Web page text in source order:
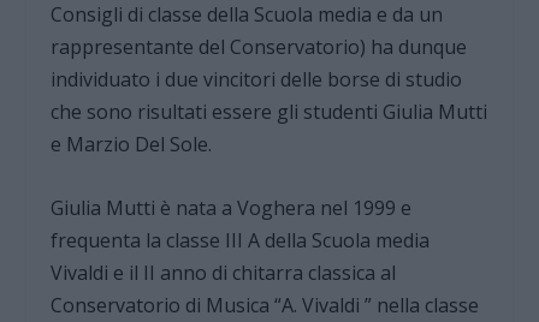
Consigli di classe della Scuola media e da un
rappresentante del Conservatorio) ha dunque
individuato i due vincitori delle borse di studio
che sono risultati essere gli studenti Giulia Mutti
e Marzio Del Sole.
Giulia Mutti è nata a Voghera nel 1999 e
frequenta la classe III A della Scuola media
Vivaldi e il II anno di chitarra classica al
Conservatorio di Musica “A. Vivaldi ” nella classe